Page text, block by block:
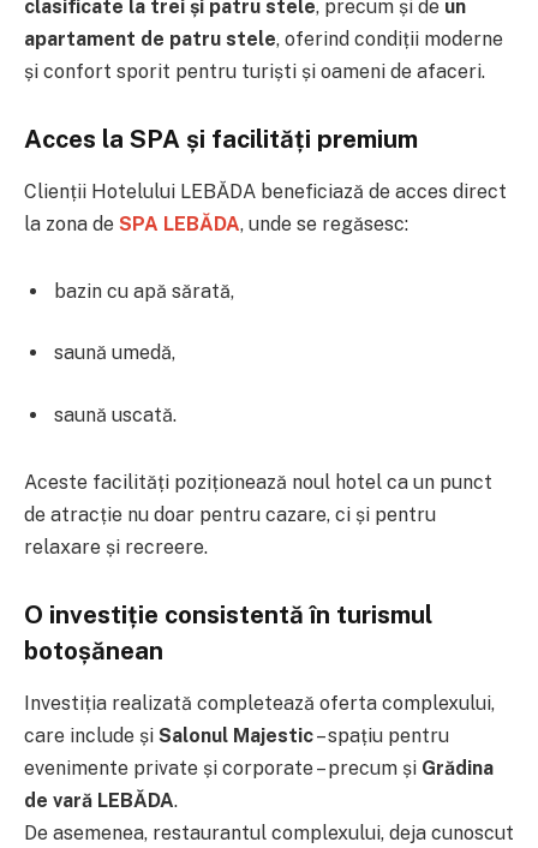
clasificate la trei și patru stele, precum și de un
apartament de patru stele, oferind condiții moderne
și confort sporit pentru turiști și oameni de afaceri.
Acces la SPA și facilități premium
Clienții Hotelului LEBĂDA beneficiază de acces direct
la zona de SPA LEBĂDA, unde se regăsesc:
bazin cu apă sărată,
saună umedă,
saună uscată.
Aceste facilități poziționează noul hotel ca un punct
de atracție nu doar pentru cazare, ci și pentru
relaxare și recreere.
O investiție consistentă în turismul
botoșănean
Investiția realizată completează oferta complexului,
care include și Salonul Majestic– spațiu pentru
evenimente private și corporate – precum și Grădina
de vară LEBĂDA.
De asemenea, restaurantul complexului, deja cunoscut